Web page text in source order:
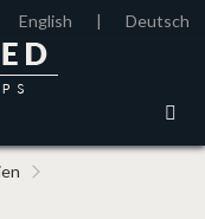
English | Deutsch